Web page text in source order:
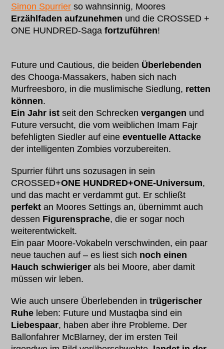
Simon Spurrier so wahnsinnig, Moores
Erzählfaden aufzunehmen und die CROSSED +
ONE HUNDRED-Sagafortzuführen!
Future und Cautious, die beiden Überlebenden
des Chooga-Massakers, haben sich nach
Murfreesboro, in die muslimische Siedlung, retten
können.
Ein Jahr ist seit den Schreckenvergangen und
Future versucht, die vom weiblichen Imam Fajr
befehligten Siedler auf eineeventuelle Attacke
der intelligenten Zombies vorzubereiten.
Spurrier führt uns sozusagen in sein
CROSSED+ONE HUNDRED+ONE-Universum,
und das macht er verdammt gut. Er schließt
perfekt an Moores Settings an, übernimmt auch
dessen Figurensprache, die er sogar noch
weiterentwickelt.
Ein paar Moore-Vokabeln verschwinden, ein paar
neue tauchen auf – es liest sich noch einen
Hauch schwieriger als bei Moore, aber damit
müssen wir leben.
Wie auch unsere Überlebenden intrügerischer
Ruhe leben: Future und Mustaqba sind ein
Liebespaar, haben aber ihre Probleme. Der
Ballonfahrer McBlarney, der im ersten Teil